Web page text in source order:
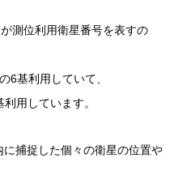
測位利用衛星番号を表すの
6基利用していて、
用しています。
捕捉した個々の衛星の位置や